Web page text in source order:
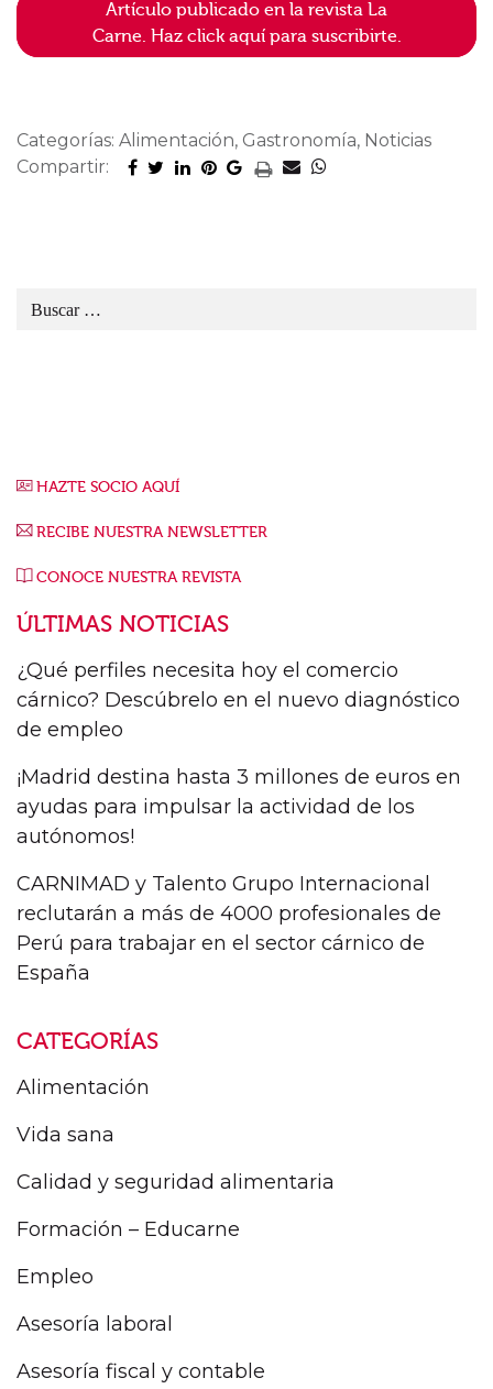
Artículo publicado en la revista La
Carne. Haz click aquí para suscribirte.
Categorías: Alimentación, Gastronomía, Noticias
Compartir:
HAZTE SOCIO AQUÍ
RECIBE NUESTRA NEWSLETTER
CONOCE NUESTRA REVISTA
ÚLTIMAS NOTICIAS
¿Qué perfiles necesita hoy el comercio
cárnico? Descúbrelo en el nuevo diagnóstico
de empleo
¡Madrid destina hasta 3 millones de euros en
ayudas para impulsar la actividad de los
autónomos!
CARNIMAD y Talento Grupo Internacional
reclutarán a más de 4000 profesionales de
Perú para trabajar en el sector cárnico de
España
CATEGORÍAS
Alimentación
Vida sana
Calidad y seguridad alimentaria
Formación – Educarne
Empleo
Asesoría laboral
Asesoría fiscal y contable